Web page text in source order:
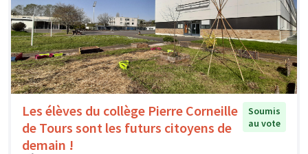
Les élèves du collège Pierre Corneille
de Tours sont les futurs citoyens de
demain !
Soumis
au vote